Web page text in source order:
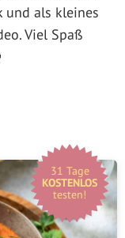
und als kleines
Viel Spaß
31 Tage
KOSTENLOS
testen!